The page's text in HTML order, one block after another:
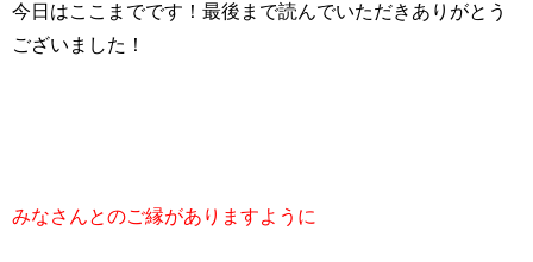
今日はここまでです！最後まで読んでいただきありがとう
ございました！
みなさんとのご縁がありますように